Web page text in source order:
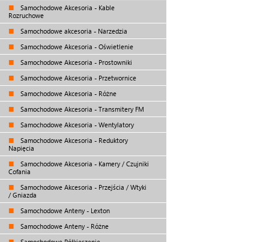
Samochodowe Akcesoria - Kable
Rozruchowe
Samochodowe akcesoria - Narzedzia
Samochodowe Akcesoria - Oświetlenie
Samochodowe Akcesoria - Prostowniki
Samochodowe Akcesoria - Przetwornice
Samochodowe Akcesoria - Różne
Samochodowe Akcesoria - Transmitery FM
Samochodowe Akcesoria - Wentylatory
Samochodowe Akcesoria - Reduktory
Napięcia
Samochodowe Akcesoria - Kamery / Czujniki
Cofania
Samochodowe Akcesoria - Przejścia / Wtyki
/ Gniazda
Samochodowe Anteny - Lexton
Samochodowe Anteny - Różne